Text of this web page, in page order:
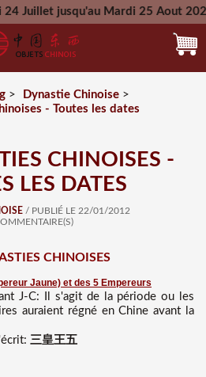
Mardi 25 Aout 2026 -
Mercredi 26 Aout 2026
> Dynastie Chinoise>
- Toutes les dates
CHINOISES -
LES DATES
/ PUBLIÉ LE 22/01/2012
CHINOISES
Jaune) et des 5 Empereurs
J-C: Il s'agit de la période ou les
auraient régné en Chine avant la
三皇王五